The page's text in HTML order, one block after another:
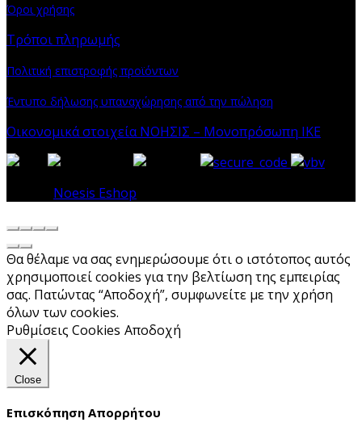
Όροι χρήσης
Τρόποι πληρωμής
Πολιτική επιστροφής προϊόντων
Έντυπο δήλωσης υπαναχώρησης από την πώληση
Οικονομικά στοιχεία ΝΟΗΣΙΣ – Μονοπρόσωπη ΙΚΕ
Noesis Eshop
Θα θέλαμε να σας ενημερώσουμε ότι ο ιστότοπος αυτός
χρησιμοποιεί cookies για την βελτίωση της εμπειρίας
σας. Πατώντας “Αποδοχή”, συμφωνείτε με την χρήση
όλων των cookies.
Ρυθμίσεις Cookies Αποδοχή
Close
Επισκόπηση Απορρήτου